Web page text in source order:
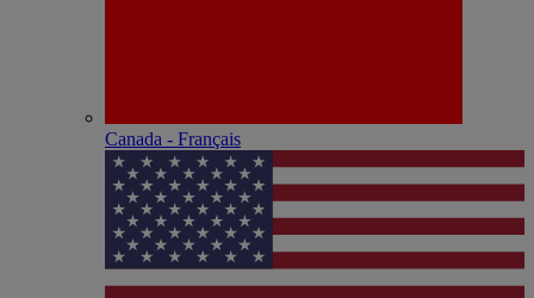
Canada - Français